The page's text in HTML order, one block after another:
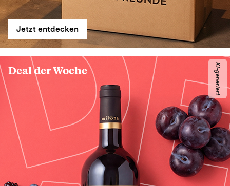
Jetzt entdecken
Deal der Woche KI-generiert